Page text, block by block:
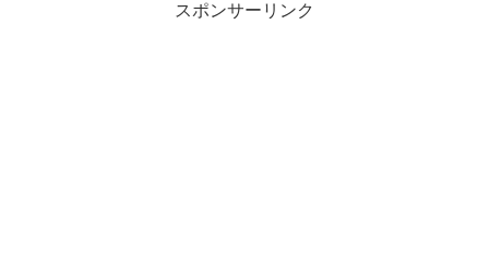
スポンサーリンク